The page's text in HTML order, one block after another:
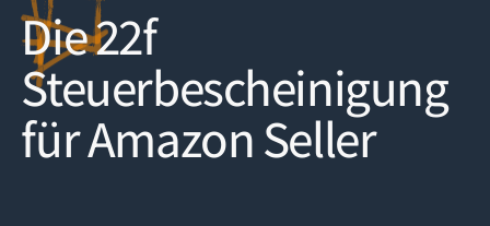
Die 22f
Steuerbescheinigung
für Amazon Seller